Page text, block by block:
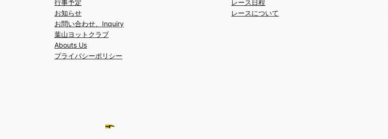
行事予定
お知らせ
お問い合わせ、Inquiry
葉山ヨットクラブ
Abouts Us
プライバシーポリシー
レース日程
レースについて